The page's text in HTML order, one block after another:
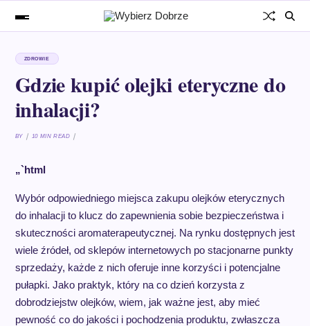
ZDROWIE
Gdzie kupić olejki eteryczne do
inhalacji?
BY 10 MIN READ
„`html
Wybór odpowiedniego miejsca zakupu olejków eterycznych
do inhalacji to klucz do zapewnienia sobie bezpieczeństwa i
skuteczności aromaterapeutycznej. Na rynku dostępnych jest
wiele źródeł, od sklepów internetowych po stacjonarne punkty
sprzedaży, każde z nich oferuje inne korzyści i potencjalne
pułapki. Jako praktyk, który na co dzień korzysta z
dobrodziejstw olejków, wiem, jak ważne jest, aby mieć
pewność co do jakości i pochodzenia produktu, zwłaszcza